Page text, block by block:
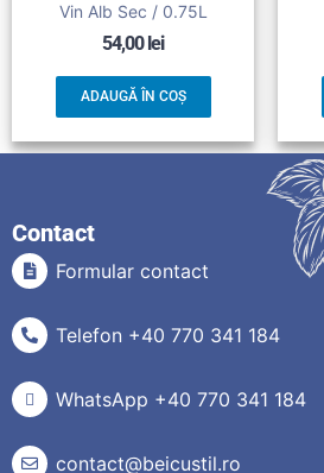
Vin Alb Sec / 0.75L
54,00 lei
ADAUGĂ ÎN COȘ
Contact
Formular contact
Telefon +40 770 341 184
WhatsApp +40 770 341 184
contact@beicustil.ro